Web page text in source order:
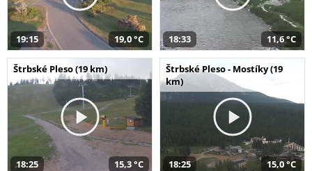
19:15 19,0 °C 18:33 11,6 °C
Štrbské Pleso (19 km)
18:25 15,3 °C
Štrbské Pleso - Mostíky (19
km)
18:25 15,0 °C